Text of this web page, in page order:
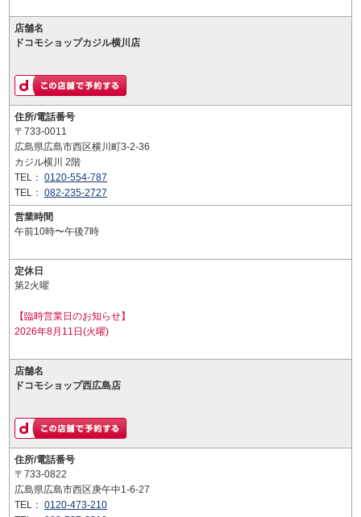
店舗名
ドコモショップカジル横川店
住所/電話番号
〒733-0011
広島県広島市西区横川町3-2-36
カジル横川 2階
TEL： 0120-554-787
TEL： 082-235-2727
営業時間
午前10時〜午後7時
定休日
第2火曜
【臨時営業日のお知らせ】
2026年8月11日(火曜)
店舗名
ドコモショップ西広島店
住所/電話番号
〒733-0822
広島県広島市西区庚午中1-6-27
TEL： 0120-473-210